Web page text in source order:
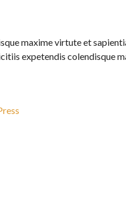
maxime virtute et
expetendis colendisque